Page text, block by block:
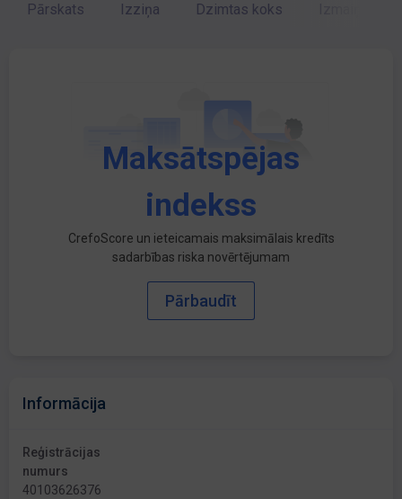
Pārskats Izziņa Dzimtas koks
Maksātspējas
indekss
CrefoScore un ieteicamais maksimālais kredīts
sadarbības riska novērtējumam
Pārbaudīt
Informācija
Reģistrācijas
numurs
40103626376